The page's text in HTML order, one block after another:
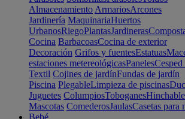
Almacenamiento ArmariosArcones
Jardinería MaquinariaHuertos
UrbanosRiegoPlantasJardineras
Cocina BarbacoasCocina de exterior
Decoración Grifos y fuentesEstatuas
estaciones metereológicasPaneles
Textil Cojines de jardínFundas de jardín
Piscina PlegableLimpieza de piscinas
Juguetes ColumpiosToboganes
Mascotas ComederosJaulasCasetas para
Bebé